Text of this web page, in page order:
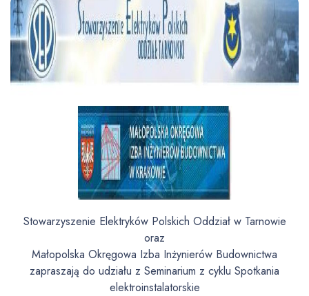
Stowarzyszenie Elektryków Polskich Oddział w Tarnowie
oraz
Małopolska Okręgowa Izba Inżynierów Budownictwa
zapraszają do udziału z Seminarium z cyklu Spotkania
elektroinstalatorskie